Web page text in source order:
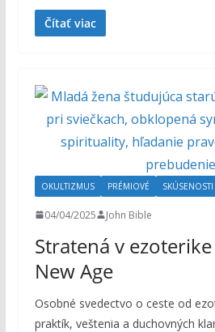
Čítať viac
OKULTIZMUS PRÉMIOVÉ
04/04/2025 John Bible
Stratená v
New Age
Osobné svedectvo o ceste od
praktík, veštenia a duchovných